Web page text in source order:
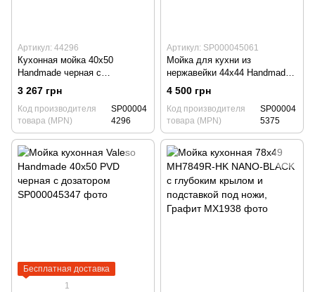
Артикул: 44296
Кухонная мойка 40х50
Handmade черная с
дозатором
3 267 грн
Код производителя
товара (MPN)
SP00004
4296
Артикул: SP000045061
Мойка для кухни из
нержавейки 44х44 Handmade
PVD черная с монтажом под
столешницу
4 500 грн
Код производителя
товара (MPN)
SP00004
5375
Бесплатная доставка
1